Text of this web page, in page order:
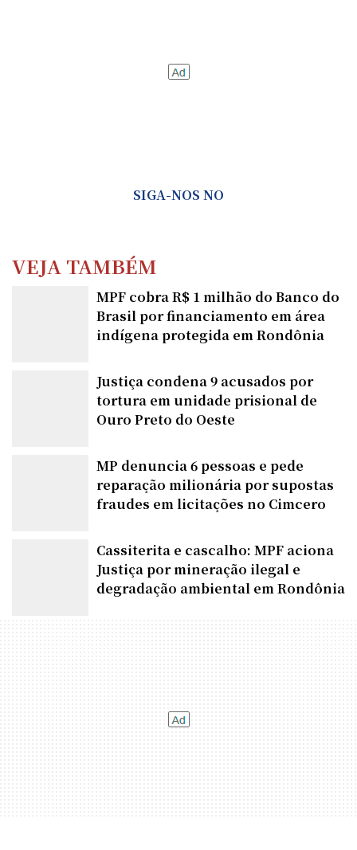
SIGA-NOS NO
VEJA TAMBÉM
MPF cobra R$ 1 milhão do Banco do
Brasil por financiamento em área
Justiça condena 9 acusados por
tortura em unidade prisional de
MP denuncia 6 pessoas e pede
reparação milionária por supostas
Cassiterita e cascalho: MPF aciona
Justiça por mineração ilegal e